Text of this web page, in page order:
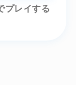
プレイする